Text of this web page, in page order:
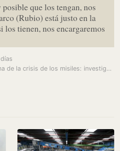
que los tengan, nos
(Rubio) está justo en la
tienen, nos encargaremos
Trump agita el fantasma de la crisis de los misiles: investiga una…